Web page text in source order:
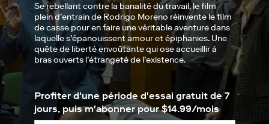
Se rebellant contre la banalité du travail, le film
plein d’entrain de Rodrigo Moreno réinvente le film
de casse pour en faire une véritable aventure dans
laquelle s’épanouissent amour et épiphanies. Une
quête de liberté envoûtante qui ose accueillir à
bras ouverts l’étrangeté de l’existence.
Profiter d'une période d'essai gratuit de 7
jours, puis m'abonner pour $14.99/mois